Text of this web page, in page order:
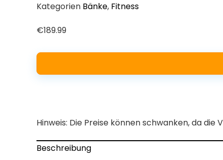
Kategorien Bänke, Fitness
€189.99
Hinweis: Die Preise können schwanken, da
Beschreibung